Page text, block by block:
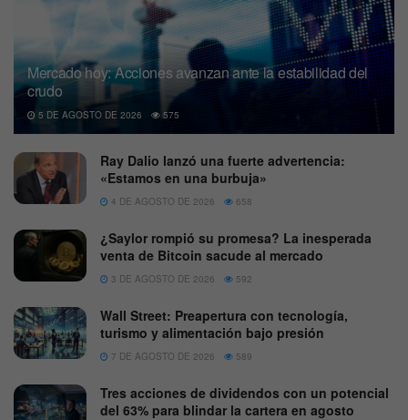
Mercado hoy: Acciones avanzan ante la estabilidad del
crudo
5 DE AGOSTO DE 2026 575
Ray Dalio lanzó una fuerte advertencia:
«Estamos en una burbuja»
4 DE AGOSTO DE 2026 658
¿Saylor rompió su promesa? La inesperada
venta de Bitcoin sacude al mercado
3 DE AGOSTO DE 2026 592
Wall Street: Preapertura con tecnología,
turismo y alimentación bajo presión
7 DE AGOSTO DE 2026 589
Tres acciones de dividendos con un potencial
del 63% para blindar la cartera en agosto